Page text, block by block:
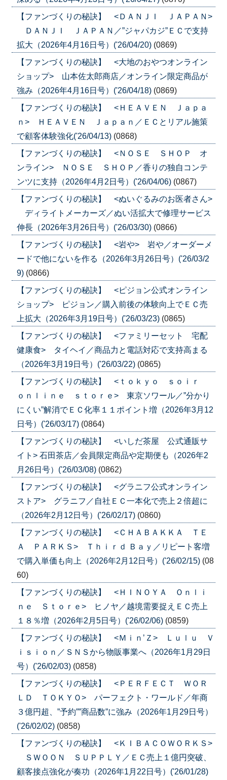
【ファンづくりの秘訣】 <ＤＡＮＪＩ ＪＡＰＡＮ>
ＤＡＮＪＩ ＪＡＰＡＮ／”ジャパカジ”ＥＣで支持
拡大（2026年4月16日号）('26/04/20) (0869)
【ファンづくりの秘訣】 <大地のおやつオンライン
ショップ> 山本佐太郎商店／オンライン限定商品が
強み（2026年4月16日号）('26/04/18) (0869)
【ファンづくりの秘訣】 <ＨＥＡＶＥＮ Ｊａｐａ
ｎ> ＨＥＡＶＥＮ Ｊａｐａｎ／ＥＣとリアル施策
で顧客体験強化('26/04/13) (0868)
【ファンづくりの秘訣】 <ＮＯＳＥ ＳＨＯＰ オ
ンライン> ＮＯＳＥ ＳＨＯＰ／香りの独自コンテ
ンツに支持（2026年4月2日号）('26/04/06) (0867)
【ファンづくりの秘訣】 <ぬいぐるみのお医者さん>
ディライトメーカーズ／ぬい活拡大で修理サービス
伸長（2026年3月26日号）('26/03/30) (0866)
【ファンづくりの秘訣】 <岩や> 岩や／オーダーメ
ードで他にないを作る（2026年3月26日号）('26/03/2
9) (0866)
【ファンづくりの秘訣】 <ピジョン公式オンライン
ショップ> ピジョン／購入前後の体験向上でＥＣ売
上拡大（2026年3月19日号）('26/03/23) (0865)
【ファンづくりの秘訣】 <ファミリーセット 宅配
健康食> タイヘイ／商品力と電話対応で支持高まる
（2026年3月19日号）('26/03/22) (0865)
【ファンづくりの秘訣】 <ｔｏｋｙｏ ｓｏｉｒ
ｏｎｌｉｎｅ ｓｔｏｒｅ> 東京ソワール／”分かり
にくい”解消でＥＣ化率１１ポイント増（2026年3月12
日号）('26/03/17) (0864)
【ファンづくりの秘訣】 <いしだ茶屋 公式通販サ
イト> 石田茶店／会員限定商品や定期便も（2026年2
月26日号）('26/03/08) (0862)
【ファンづくりの秘訣】 <グラニフ公式オンライン
ストア> グラニフ／自社ＥＣ一本化で売上２倍超に
（2026年2月12日号）('26/02/17) (0860)
【ファンづくりの秘訣】 <ＣＨＡＢＡＫＫＡ ＴＥ
Ａ ＰＡＲＫＳ> Ｔｈｉｒｄ Ｂａｙ／リピート客増
で購入単価も向上（2026年2月12日号）('26/02/15) (08
60)
【ファンづくりの秘訣】 <ＨＩＮＯＹＡ Ｏｎｌｉ
ｎｅ Ｓｔｏｒｅ> ヒノヤ／越境需要捉えＥＣ売上
１８％増（2026年2月5日号）('26/02/06) (0859)
【ファンづくりの秘訣】 <Ｍｉｎ’Ｚ> Ｌｕｌｕ Ｖ
ｉｓｉｏｎ／ＳＮＳから物販事業へ（2026年1月29日
号）('26/02/03) (0858)
【ファンづくりの秘訣】 <ＰＥＲＦＥＣＴ ＷＯＲ
ＬＤ ＴＯＫＹＯ> パーフェクト・ワールド／年商
３億円超、”予約””商品数”に強み（2026年1月29日号）
('26/02/02) (0858)
【ファンづくりの秘訣】 <ＫＩＢＡＣＯＷＯＲＫＳ>
ＳＷＯＯＮ ＳＵＰＰＬＹ／ＥＣ売上１億円突破、
顧客接点強化が奏功（2026年1月22日号）('26/01/28)